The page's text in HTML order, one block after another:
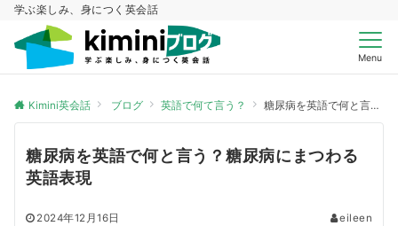
学ぶ楽しみ、身につく英会話
Menu
Kimini英会話 ブログ 英語で何て言う？ 糖尿病を英語で何と言う？糖尿病にまつわる英語表現
糖尿病を英語で何と言う？糖尿病にまつわる
英語表現
2024年12月16日 eileen